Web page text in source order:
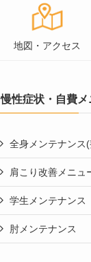
地図・アクセス
慢性症状・自費メ
全身メンテナンス
肩こり改善メニュ
学生メンテナンス
肘メンテナンス